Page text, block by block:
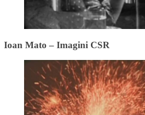
Ioan Mato – Imagini CSR